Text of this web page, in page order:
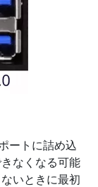
ートに詰め込
なくなる可能
いときに最初